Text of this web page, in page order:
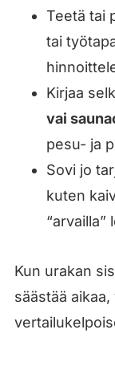
Teetä tai
tai
Kirjaa
vai
pesu- ja
Sovi jo
kuten
“arvailla”
Kun urakan
säästää